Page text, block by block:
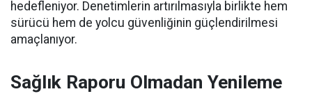
hedefleniyor. Denetimlerin artırılmasıyla birlikte hem
sürücü hem de yolcu güvenliğinin güçlendirilmesi
amaçlanıyor.
Sağlık Raporu Olmadan Yenileme